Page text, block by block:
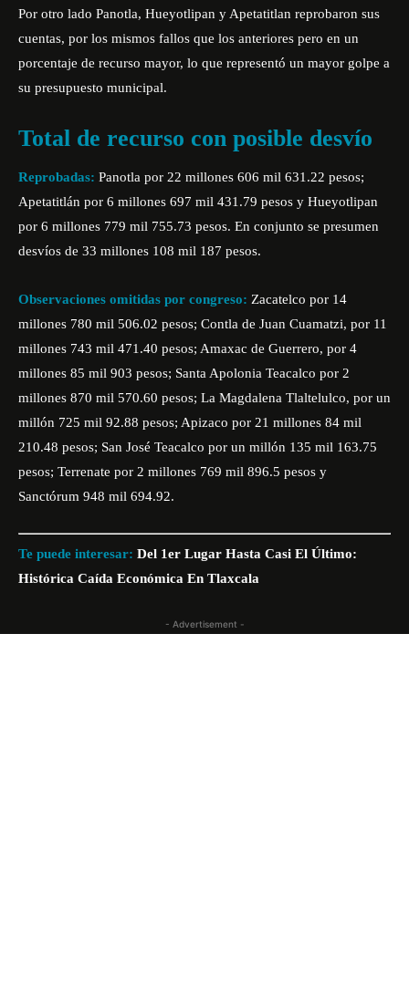
Por otro lado Panotla, Hueyotlipan y Apetatitlan reprobaron sus
cuentas, por los mismos fallos que los anteriores pero en un
porcentaje de recurso mayor, lo que representó un mayor golpe a
su presupuesto municipal.
Total de recurso con posible desvío
Reprobadas: Panotla por 22 millones 606 mil 631.22 pesos;
Apetatitlán por 6 millones 697 mil 431.79 pesos y Hueyotlipan
por 6 millones 779 mil 755.73 pesos. En conjunto se presumen
desvíos de 33 millones 108 mil 187 pesos.
Observaciones omitidas por congreso: Zacatelco por 14
millones 780 mil 506.02 pesos; Contla de Juan Cuamatzi, por 11
millones 743 mil 471.40 pesos; Amaxac de Guerrero, por 4
millones 85 mil 903 pesos; Santa Apolonia Teacalco por 2
millones 870 mil 570.60 pesos; La Magdalena Tlaltelulco, por un
millón 725 mil 92.88 pesos; Apizaco por 21 millones 84 mil
210.48 pesos; San José Teacalco por un millón 135 mil 163.75
pesos; Terrenate por 2 millones 769 mil 896.5 pesos y
Sanctórum 948 mil 694.92.
Te puede interesar: Del 1er Lugar Hasta Casi El Último:
Histórica Caída Económica En Tlaxcala
- Advertisement -